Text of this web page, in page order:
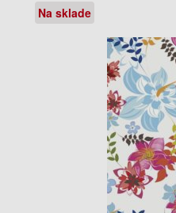
Na sklade